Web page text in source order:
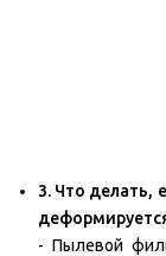
3. Что делать,
- Пылевой